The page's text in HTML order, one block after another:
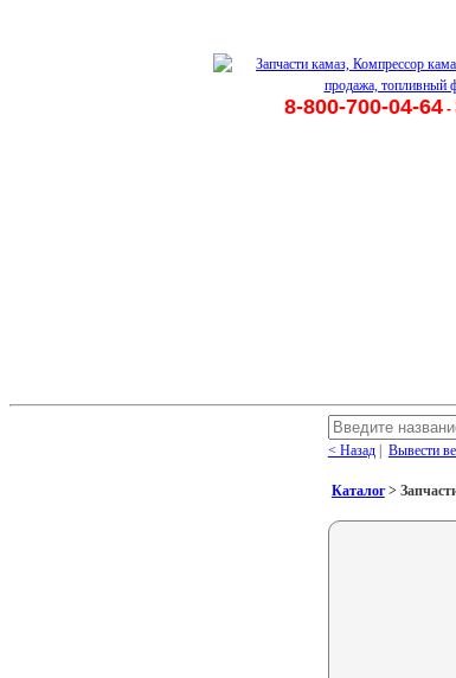
8-800-700-04-64-
< Назад| Вывести
Каталог>